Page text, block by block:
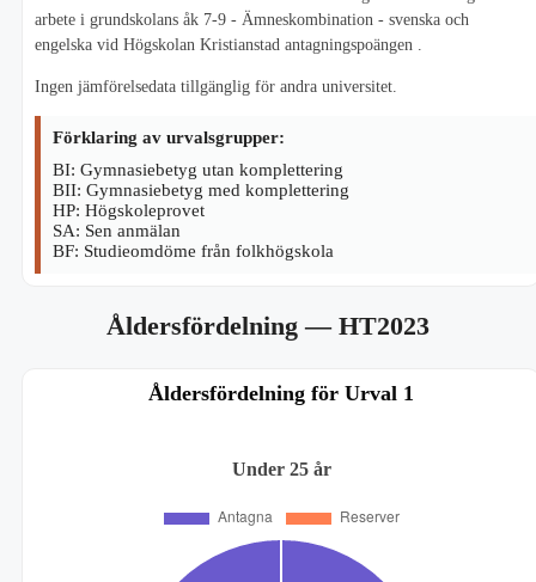
arbete i grundskolans åk 7-9 - Ämneskombination - svenska och
engelska vid Högskolan Kristianstad antagningspoängen .
Ingen jämförelsedata tillgänglig för andra universitet.
Förklaring av urvalsgrupper:
BI: Gymnasiebetyg utan komplettering
BII: Gymnasiebetyg med komplettering
HP: Högskoleprovet
SA: Sen anmälan
BF: Studieomdöme från folkhögskola
Åldersfördelning— HT2023
Åldersfördelning för Urval 1
Under 25 år